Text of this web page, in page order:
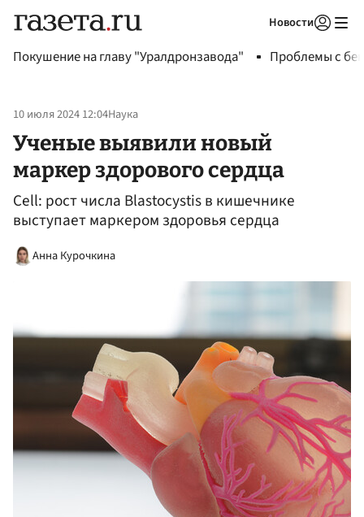
Новости
Покушение на главу "Уралдронзавода" Проблемы с
10 июля 2024 12:04Наука
Ученые выявили новый
маркер здорового сердца
Cell: рост числа Blastocystis в кишечнике
выступает маркером здоровья сердца
Анна Курочкина